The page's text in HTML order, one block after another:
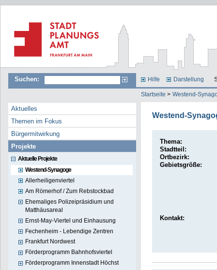
Suchen: Hilfe Darstellung
Startseite > Westend-
Aktuelles
Themen im Fokus
Bürgermitwirkung
Projekte
Aktuelle Projekte
Westend-Synagoge
Allerheiligenviertel
Am Römerhof / Zum Rebstockbad
Ehemaliges Polizeipräsidium und
Matthäusareal
Ernst-May-Viertel und Einhausung
Fechenheim - Lebendige Zentren
Frankfurt Nordwest
Förderprogramm Bahnhofsviertel
Förderprogramm Innenstadt Höchst
Westend-
Thema:
Stadtteil:
Ortbezirk:
Gebietsgröße:
Kontakt: